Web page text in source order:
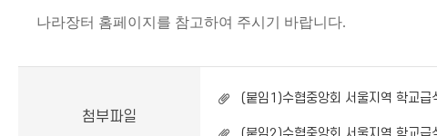
나라장터 홈페이지를 참고하여 주시기 바랍니다.
첨부파일
(붙임1)수협중앙회 서울지역 학교